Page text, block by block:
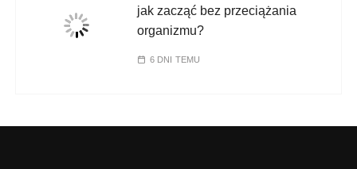
jak zacząć bez przeciążania
organizmu?
6 DNI TEMU